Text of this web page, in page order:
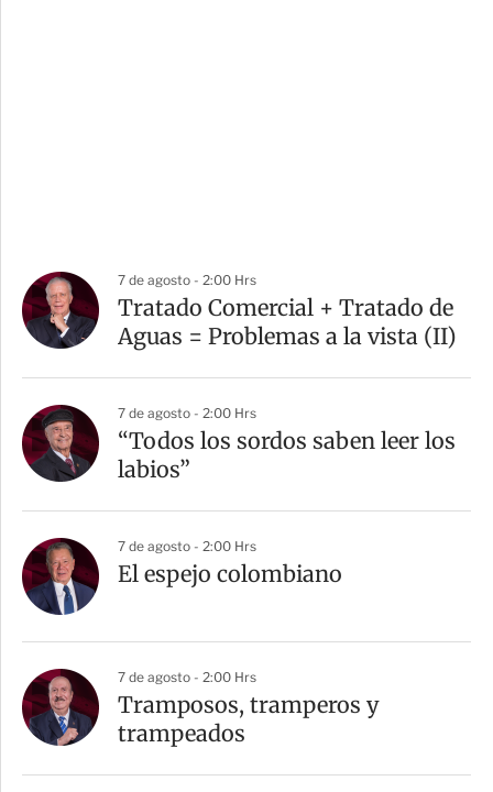
7 de agosto - 2:00 Hrs
Tratado Comercial + Tratado de
Aguas = Problemas a la vista (II)
7 de agosto - 2:00 Hrs
“Todos los sordos saben leer los
labios”
7 de agosto - 2:00 Hrs
El espejo colombiano
7 de agosto - 2:00 Hrs
Tramposos, tramperos y
trampeados